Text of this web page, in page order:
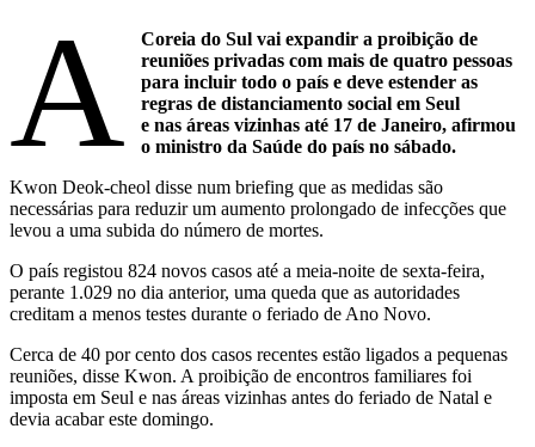
A
Coreia do Sul vai expandir a proibição de
reuniões privadas com mais de quatro pessoas
para incluir todo o país e deve estender as
regras de distanciamento social em Seul
e nas áreas vizinhas até 17 de Janeiro, afirmou
o ministro da Saúde do país no sábado.
Kwon Deok-cheol disse num briefing que as medidas são
necessárias para reduzir um aumento prolongado de infecções que
levou a uma subida do número de mortes.
O país registou 824 novos casos até a meia-noite de sexta-feira,
perante 1.029 no dia anterior, uma queda que as autoridades
creditam a menos testes durante o feriado de Ano Novo.
Cerca de 40 por cento dos casos recentes estão ligados a pequenas
reuniões, disse Kwon. A proibição de encontros familiares foi
imposta em Seul e nas áreas vizinhas antes do feriado de Natal e
devia acabar este domingo.